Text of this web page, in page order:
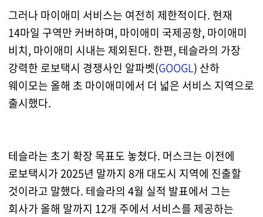
그러나 마이애미 서비스는 여전히 제한적이다. 현재
14마일 구역만 커버하며, 마이애미 국제공항, 마이애미
비치, 마이애미 시내는 제외된다. 한편, 테슬라의 가장
강력한 로보택시 경쟁사인 알파벳(GOOGL) 산하
웨이모는 올해 초 마이애미에서 더 넓은 서비스 지역으로
출시했다.
테슬라는 초기 확장 목표도 놓쳤다. 머스크는 이전에
로보택시가 2025년 말까지 8개 대도시 지역에 진출할
것이라고 말했다. 테슬라의 4월 실적 발표에서 그는
회사가 올해 말까지 12개 주에서 서비스를 제공하는